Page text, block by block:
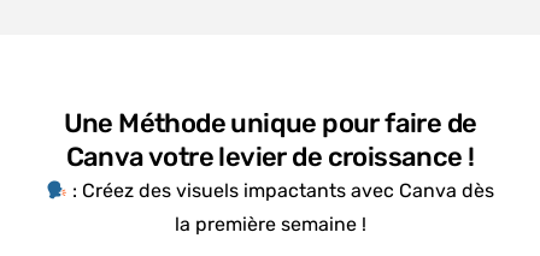
Une Méthode unique pour faire de
Canva votre levier de croissance !
: Créez des visuels impactants avec Canva dès
la première semaine !